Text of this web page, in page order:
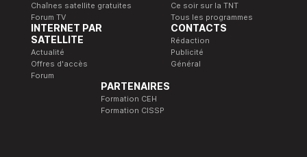
Chaînes satellite gratuites
Forum TV
Ce soir sur la TNT
Tous les programmes
INTERNET PAR
SATELLITE
Actualité
Offres d'accès
Forum
CONTACTS
Rédaction
Publicité
Général
PARTENAIRES
Formation CEH
Formation CISSP